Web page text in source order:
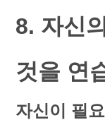
8. 자신
것을 연
자신이 필